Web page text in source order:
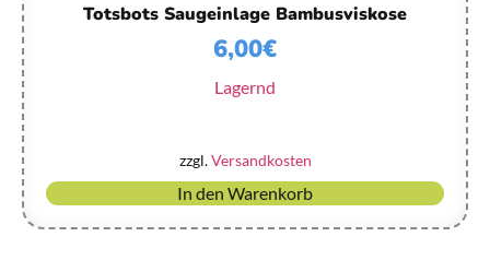
Totsbots Saugeinlage Bambusviskose
6,00€
Lagernd
zzgl.Versandkosten
In den Warenkorb